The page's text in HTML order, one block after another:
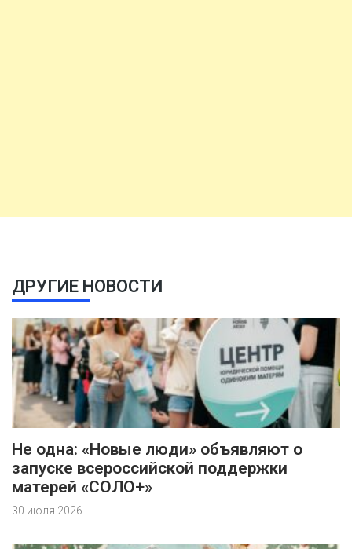
ДРУГИЕ НОВОСТИ
Не одна: «Новые люди» объявляют о
запуске всероссийской поддержки
матерей «СОЛО+»
30 июля 2026